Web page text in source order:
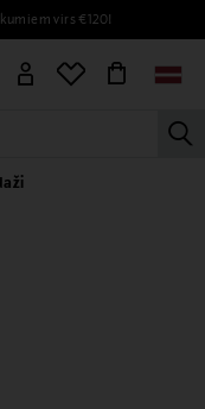
virs €120!